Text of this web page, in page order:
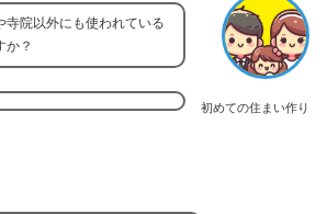
初めての住まい作り
寺院以外にも使われている
か？